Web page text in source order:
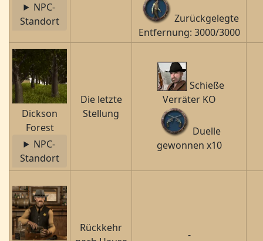
NPC-
Standort
Zurückgelegte
Entfernung: 3000/3000
Dickson
Forest
NPC-
Standort
Die letzte
Stellung
Schieße
Verräter KO
Duelle
gewonnen x10
Rückkehr
-